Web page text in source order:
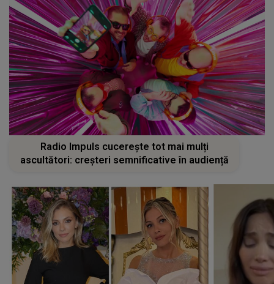
Radio Impuls cucerește tot mai mulți
ascultători: creșteri semnificative în audiență